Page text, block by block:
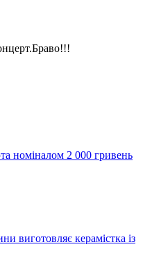
номіналом 2 000 гривень
виготовляє керамістка із